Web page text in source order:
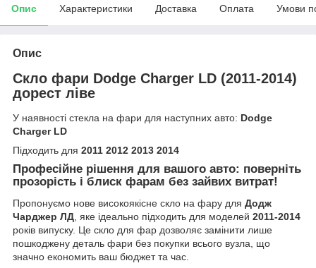
Опис Характеристики Доставка Оплата Умови
Опис
Скло фари Dodge Charger LD (2011-2014)
дорест ліве
У наявності стекла на фари для наступних авто: Dodge
Charger LD
Підходить для 2011 2012 2013 2014
Професійне рішення для вашого авто: поверніть
прозорість і блиск фарам без зайвих витрат!
Пропонуємо нове високоякісне скло на фару для Додж
Чарджер ЛД, яке ідеально підходить для моделей 2011-2014
років випуску. Це скло для фар дозволяє замінити лише
пошкоджену деталь фари без покупки всього вузла, що
значно економить ваш бюджет та час.